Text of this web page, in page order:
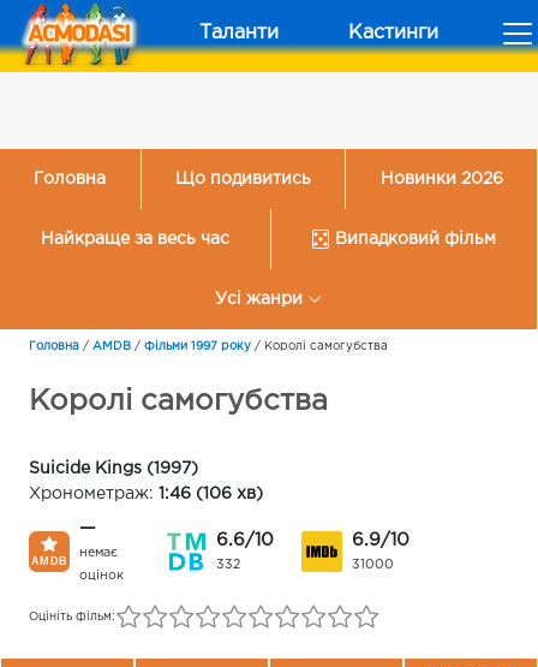
Таланти Кастинги
Головна Що подивитись Новинки 2026
Найкраще за весь час Випадковий фільм
Усі жанри
Головна / AMDB / Фільми 1997 року / Королі самогубства
Королі самогубства
Suicide Kings (1997)
Хронометраж: 1:46 (106 хв)
—
немає
оцінок
6.6/10
332
6.9/10
31000
Оцініть фільм: